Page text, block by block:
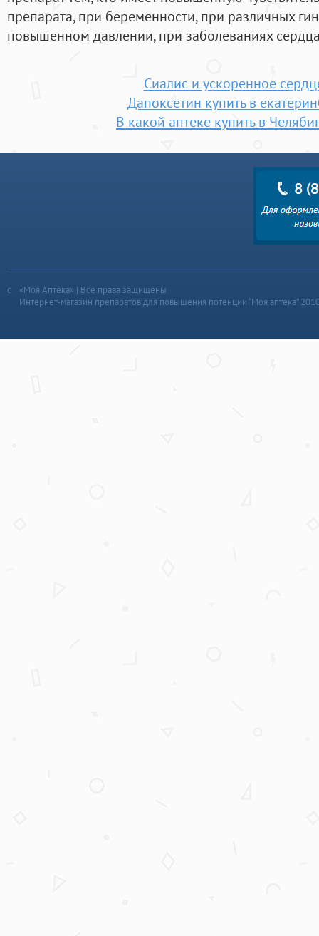
препарата, при беременности, при различных
повышенном давлении, при заболеваниях
Сиалис и ускоренное
Дапоксетин купить в
В какой аптеке купить в
«Моя Аптека» | Все права защищены
Интернет-магазин препаратов для повышения потенции “Моя аптека”